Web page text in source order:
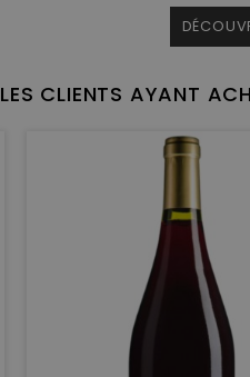
LES CLIENTS AYANT